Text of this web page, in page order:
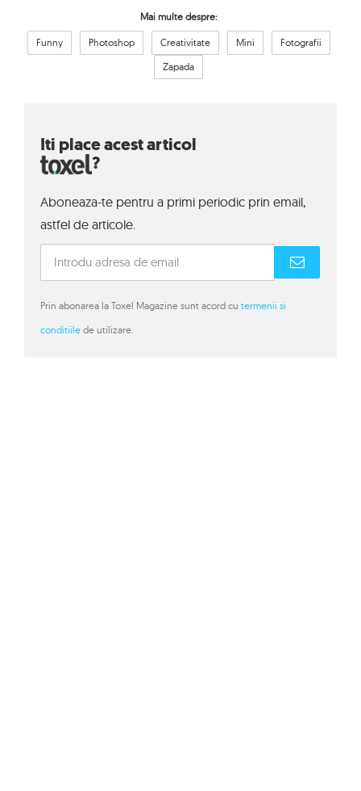
Mai multe despre:
Funny Photoshop Creativitate Mini
Fotografii
Zapada
Iti place acest articol
?
Aboneaza-te pentru a primi periodic prin email,
astfel de articole.
Prin abonarea la Toxel Magazine sunt acord cu termenii si
conditiile de utilizare.